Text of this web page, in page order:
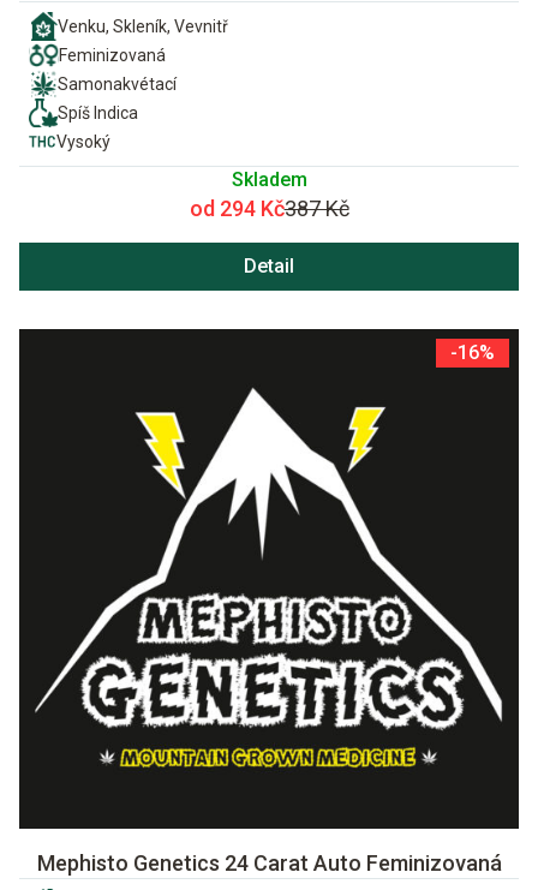
Venku, Skleník, Vevnitř
Feminizovaná
Samonakvétací
Spíš Indica
Vysoký
Skladem
od 294 Kč387 Kč
Detail
-16%
Mephisto Genetics 24 Carat Auto Feminizovaná